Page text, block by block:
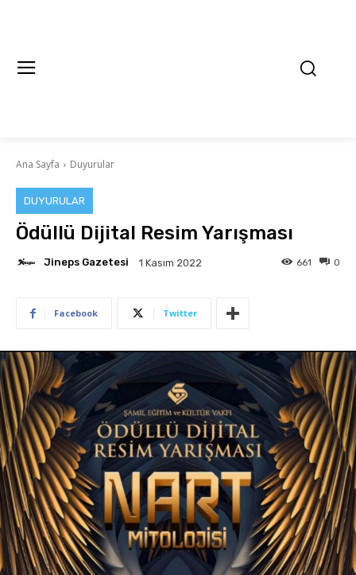
Ana Sayfa Duyurular
DUYURULAR
Ödüllü Dijital Resim Yarışması
Jineps Gazetesi 1 Kasım 2022 0
661
Facebook Twitter